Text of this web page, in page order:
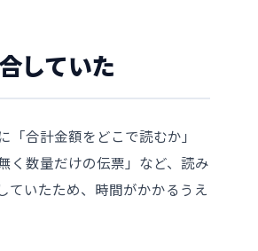
していた
合計金額をどこで読むか」
く数量だけの伝票」など、読み
ていたため、時間がかかるうえ